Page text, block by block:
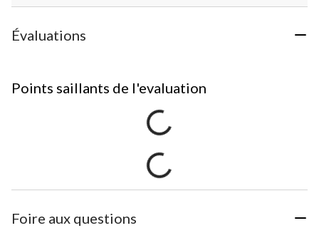
Évaluations
Points saillants de l'evaluation
Foire aux questions